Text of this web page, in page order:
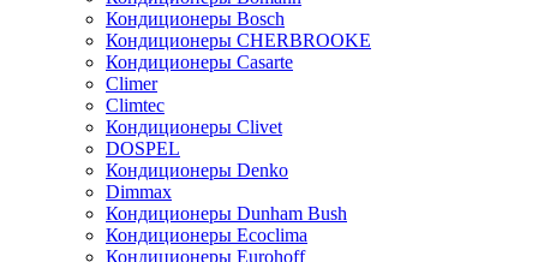
Кондиционеры Bosch
Кондиционеры CHERBROOKE
Кондиционеры Casarte
Climer
Climtec
Кондиционеры Clivet
DOSPEL
Кондиционеры Denko
Dimmax
Кондиционеры Dunham Bush
Кондиционеры Ecoclima
Кондиционеры Eurohoff